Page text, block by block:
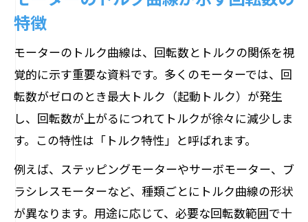
特徴
モーターのトルク曲線は、回転数とトルクの関係を視
覚的に示す重要な資料です。多くのモーターでは、回
転数がゼロのとき最大トルク（起動トルク）が発生
し、回転数が上がるにつれてトルクが徐々に減少しま
す。この特性は「トルク特性」と呼ばれます。
例えば、ステッピングモーターやサーボモーター、ブ
ラシレスモーターなど、種類ごとにトルク曲線の形状
が異なります。用途に応じて、必要な回転数範囲で十